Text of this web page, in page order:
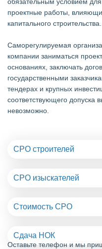
проектные работы,
капитального строительства.
Саморегулируемая
компании заниматься
основаниях, заключать
государственными
тендерах и крупных
соответствующего допуска
невозможно.
СРО строителей
СРО изыскателей
Стоимость СРО
Сдача НОК
Оставьте телефон и мы